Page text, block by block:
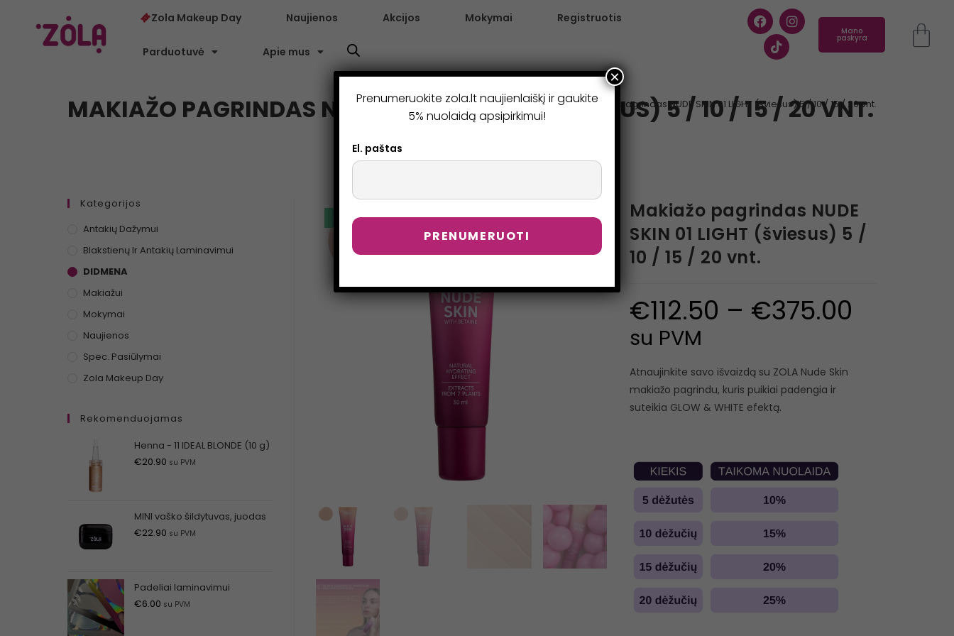
Zola Makeup Day Naujienos Akcijos Mokymai Registruotis
Parduotuvė Apie mus
Mano
paskyra
MAKIAŽO PAGRINDAS NUDE SKIN 01 LIGHT (ŠVIESUS) 5 / 10 / 15 / 20 VNT.
> Parduotuvė > Makiažo pagrindas NUDE SKIN 01 LIGHT (šviesus) 5 / 10 / 15 / 20 vnt.
AKCIJA!
Makiažo pagrindas NUDE
SKIN 01 LIGHT (šviesus) 5 /
10 / 15 / 20 vnt.
€112.50 – €375.00
su PVM
Atnaujinkite savo išvaizdą su ZOLA Nude Skin
makiažo pagrindu, kuris puikiai padengia ir
suteikia GLOW & WHITE efektą.
Kategorijos
Antakių Dažymui
Blakstienų Ir Antakių Laminavimui
DIDMENA
Makiažui
Mokymai
Naujienos
Spec. Pasiūlymai
Zola Makeup Day
Rekomenduojamas
Henna - 11 IDEAL BLONDE (10 g)
€20.90 su PVM
MINI vaško šildytuvas, juodas
€22.90 su PVM
Padeliai laminavimui
€6.00 su PVM
Prenumeruokite zola.lt naujienlaiškį ir gaukite
5% nuolaidą apsipirkimui!
El. paštas
×